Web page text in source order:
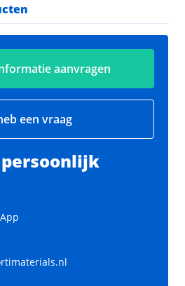
aanvragen
een vraag